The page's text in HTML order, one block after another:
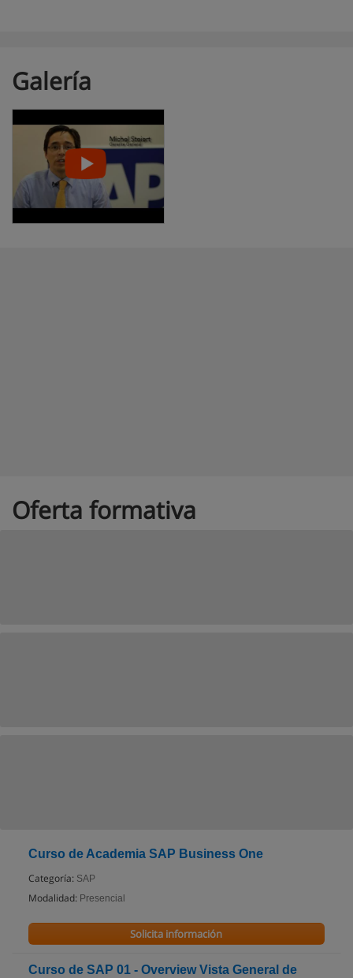
Galería
Oferta formativa
Curso de Academia SAP Business One
Categoría: SAP
Modalidad: Presencial
Solicita información
Curso de SAP 01 - Overview Vista General de